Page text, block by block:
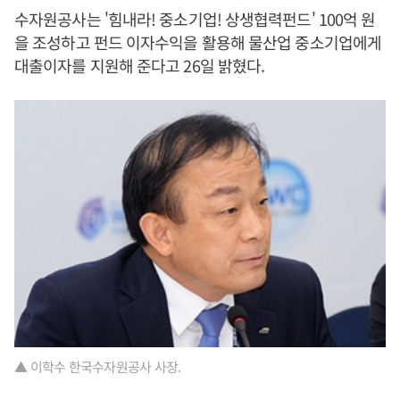
수자원공사는 '힘내라! 중소기업! 상생협력펀드' 100억 원
을 조성하고 펀드 이자수익을 활용해 물산업 중소기업에게
대출이자를 지원해 준다고 26일 밝혔다.
▲ 이학수 한국수자원공사 사장.